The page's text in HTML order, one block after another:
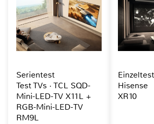
Serientest
Test TVs · TCL SQD-
Mini-LED-TV X11L +
RGB-Mini-LED-TV
RM9L
Einzeltest
Hisense
XR10